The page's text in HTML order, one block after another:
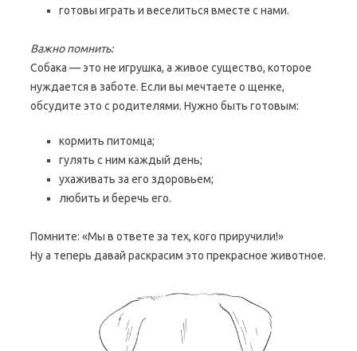
готовы играть и веселиться вместе с нами.
Важно помнить:
Собака — это не игрушка, а живое существо, которое
нуждается в заботе. Если вы мечтаете о щенке,
обсудите это с родителями. Нужно быть готовым:
кормить питомца;
гулять с ним каждый день;
ухаживать за его здоровьем;
любить и беречь его.
Помните: «Мы в ответе за тех, кого приручили!»
Ну а теперь давай раскрасим это прекрасное животное.